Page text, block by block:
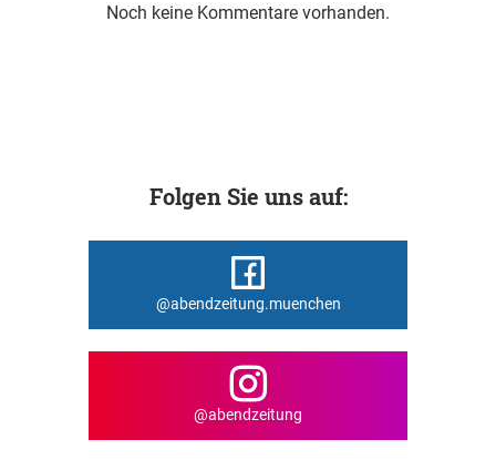
Noch keine Kommentare vorhanden.
Folgen Sie uns auf:
@abendzeitung.muenchen
@abendzeitung